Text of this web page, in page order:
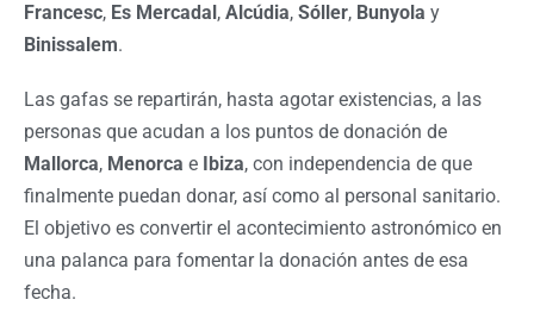
Francesc, Es Mercadal, Alcúdia, Sóller, Bunyola y
Binissalem.
Las gafas se repartirán, hasta agotar existencias, a las
personas que acudan a los puntos de donación de
Mallorca, Menorca e Ibiza, con independencia de que
finalmente puedan donar, así como al personal sanitario.
El objetivo es convertir el acontecimiento astronómico en
una palanca para fomentar la donación antes de esa
fecha.